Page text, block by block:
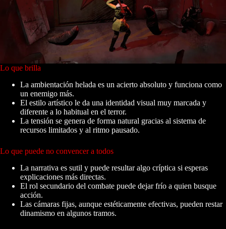
Lo que brilla
La ambientación helada es un acierto absoluto y funciona como
un enemigo más.
El estilo artístico le da una identidad visual muy marcada y
diferente a lo habitual en el terror.
La tensión se genera de forma natural gracias al sistema de
recursos limitados y al ritmo pausado.
Lo que puede no convencer a todos
La narrativa es sutil y puede resultar algo críptica si esperas
explicaciones más directas.
El rol secundario del combate puede dejar frío a quien busque
acción.
Las cámaras fijas, aunque estéticamente efectivas, pueden restar
dinamismo en algunos tramos.